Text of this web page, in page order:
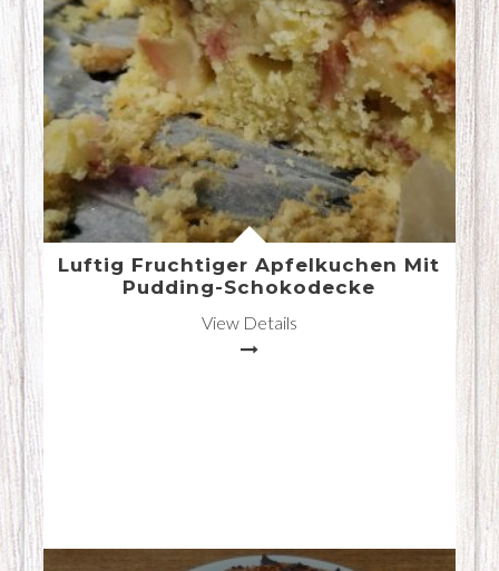
Luftig Fruchtiger Apfelkuchen Mit
Pudding-Schokodecke
View Details